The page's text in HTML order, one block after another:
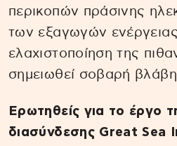
περικοπών πράσινης
των εξαγωγών
ελαχιστοποίηση της
σημειωθεί σοβαρή
Ερωτηθείς για το έργο
διασύνδεσης Great Sea